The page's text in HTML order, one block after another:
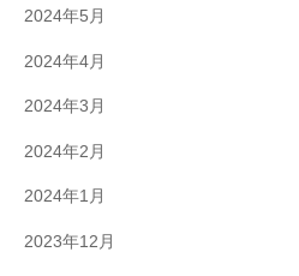
2024年5月
2024年4月
2024年3月
2024年2月
2024年1月
2023年12月